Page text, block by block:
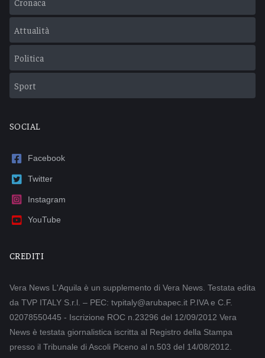
Cronaca
Attualità
Politica
Sport
SOCIAL
Facebook
Twitter
Instagram
YouTube
CREDITI
Vera News L'Aquila è un supplemento di Vera News. Testata edita
da TVP ITALY S.r.l. – PEC: tvpitaly@arubapec.it P.IVA e C.F.
02078550445 - Iscrizione ROC n.23296 del 12/09/2012 Vera
News è testata giornalistica iscritta al Registro della Stampa
presso il Tribunale di Ascoli Piceno al n.503 del 14/08/2012.